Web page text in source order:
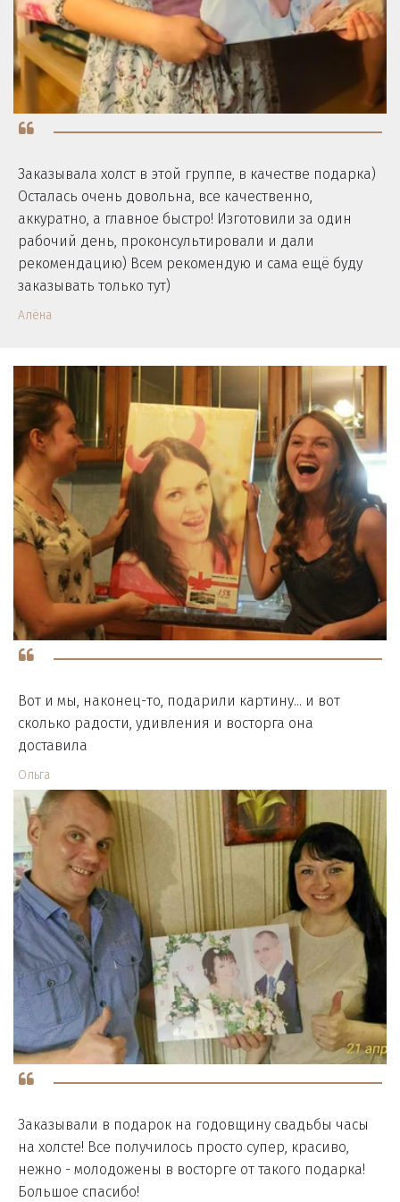
Заказывала холст в этой группе, в качестве подарка)
Осталась очень довольна, все качественно,
аккуратно, а главное быстро! Изготовили за один
рабочий день, проконсультировали и дали
рекомендацию) Всем рекомендую и сама ещё буду
заказывать только тут)
Алёна
Вот и мы, наконец-то, подарили картину... и вот
сколько радости, удивления и восторга она
доставила
Ольга
Заказывали в подарок на годовщину свадьбы часы
на холсте! Все получилось просто супер, красиво,
нежно - молодожены в восторге от такого подарка!
Большое спасибо!